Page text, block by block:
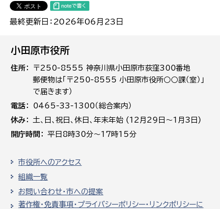
最終更新日：2026年06月23日
小田原市役所
住所
〒250-8555 神奈川県小田原市荻窪300番地
郵便物は「〒250-8555 小田原市役所○○課（室）」
で届きます）
電話
0465-33-1300（総合案内）
休み
土､日､祝日、休日、年末年始 (12月29日～1月3日)
開庁時間
平日8時30分～17時15分
市役所へのアクセス
組織一覧
お問い合わせ・市への提案
著作権・免責事項・プライバシーポリシー・リンクポリシーに